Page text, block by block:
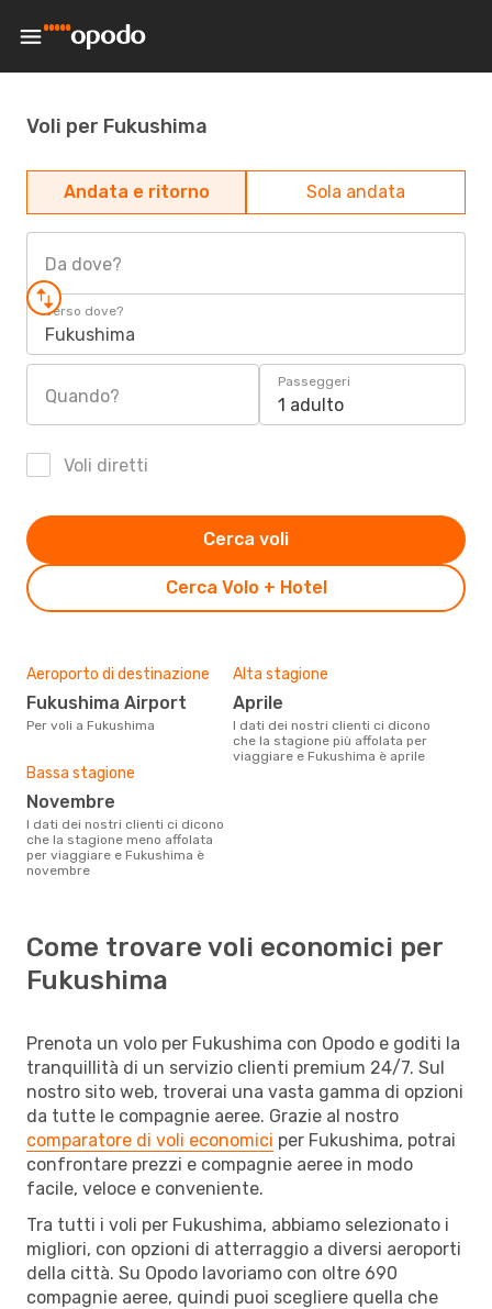
Voli per Fukushima
Andata e ritorno Sola andata
Da dove?
Verso dove?
Fukushima
Quando?
Passeggeri
1 adulto
Voli diretti
Cerca Volo + Hotel
Cerca voli
Aeroporto di destinazione
Fukushima Airport
Per voli a Fukushima
Alta stagione
aprile
I dati dei nostri clienti ci dicono
che la stagione più affolata per
viaggiare e Fukushima è aprile
Bassa stagione
novembre
I dati dei nostri clienti ci dicono
che la stagione meno affolata
per viaggiare e Fukushima è
novembre
Come trovare voli economici per
Fukushima
Prenota un volo per Fukushima con Opodo e goditi la
tranquillità di un servizio clienti premium 24/7. Sul
nostro sito web, troverai una vasta gamma di opzioni
da tutte le compagnie aeree. Grazie al nostro
comparatore di voli economici per Fukushima, potrai
confrontare prezzi e compagnie aeree in modo
facile, veloce e conveniente.
Tra tutti i voli per Fukushima, abbiamo selezionato i
migliori, con opzioni di atterraggio a diversi aeroporti
della città. Su Opodo lavoriamo con oltre 690
compagnie aeree, quindi puoi scegliere quella che